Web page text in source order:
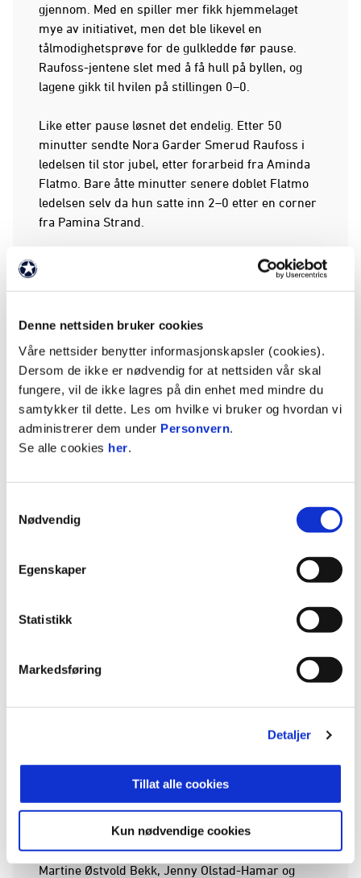
Denne nettsiden bruker cookies
Våre nettsider benytter informasjonskapsler (cookies).
Dersom de ikke er nødvendig for at nettsiden vår skal
fungere, vil de ikke lagres på din enhet med mindre du
samtykker til dette. Les om hvilke vi bruker og hvordan vi
administrerer dem under Personvern.
Se alle cookies her.
Nødvendig
Egenskaper
Statistikk
Markedsføring
Detaljer
Tillat alle cookies
Kun nødvendige cookies
gjennom. Med en spiller mer fikk hjemmelaget
mye av initiativet, men det ble likevel en
tålmodighetsprøve for de gulkledde før pause.
Raufoss-jentene slet med å få hull på byllen, og
lagene gikk til hvilen på stillingen 0–0.
Like etter pause løsnet det endelig. Etter 50
minutter sendte Nora Garder Smerud Raufoss i
ledelsen til stor jubel, etter forarbeid fra Aminda
Flatmo. Bare åtte minutter senere doblet Flatmo
ledelsen selv da hun satte inn 2–0 etter en corner
fra Pamina Strand.
Medkila ga imidlertid ikke opp og reduserte til 2–1
etter 61 minutter, noe som skapte litt spenning i
og med ni minutter igjen å spille sørget Tilla Dahl-
Dahl-Maier.
Da klokka passerte 86 minutter punkterte Aminda
Flatmo kampen fullstendig med sitt andre mål for
dagen og fastsatte sluttresultatet til 4–1. Dermed
kunne Raufoss-jentene juble for nok en herlig
Neste kamp for Raufoss spilles hjemme på
Nammo Stadion mot HamKam kvinner fredag 16.
selveste nasjonaldagen – det er bare å møte opp!
Kampfakta: Raufoss - Medkila 4-
Laget: Madikken Sagbakken, Jenny Dahl-Maier,
Tuva Garder Smerud, Ingrid Skattebo, Marthe
Scoringer: Nora Garder Smerud, Aminda Flatmo
2, Tilla Dahl-Maier
Innbyttere: Aminda Flatmo, Tilla Dahl-Maier,
Martine Østvold Bekk, Jenny Olstad-Hamar og